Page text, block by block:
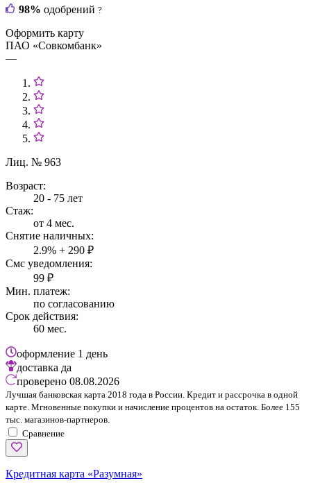
98% одобрений ?
Оформить карту
ПАО «Совкомбанк»
—
Лиц. № 963
Возраст:
20 - 75 лет
Стаж:
от 4 мес.
Снятие наличных:
2.9% + 290 ₽
Смс уведомления:
99 ₽
Мин. платеж:
по согласованию
Срок действия:
60 мес.
оформление 1 день
доставка да
проверено 08.08.2026
Лучшая банковская карта 2018 года в России. Кредит и рассрочка в одной
карте. Мгновенные покупки и начисление процентов на остаток. Более 155
тыс. магазинов-партнеров.
Сравнение
Кредитная карта «Разумная»